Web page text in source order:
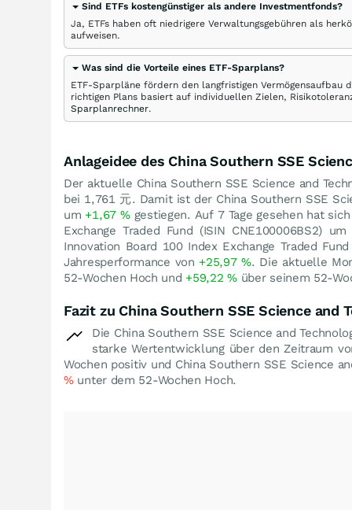
Sind ETFs kostengünstiger als andere Investmentfonds?
Ja, ETFs haben oft niedrigere Verwaltungsgebühren als
aufweisen.
Was sind die Vorteile eines ETF-Sparplans?
ETF-Sparpläne fördern den langfristigen Vermögensaufbau
richtigen Plans basiert auf individuellen Zielen,
Sparplanrechner.
Anlageidee des China Southern SSE
Der aktuelle China Southern SSE Science and
bei 1,761 元. Damit ist der China Southern SSE
um +1,67 %gestiegen. Auf 7 Tage gesehen hat
Exchange Traded Fund (ISIN CNE100006BS2) um
Innovation Board 100 Index Exchange Traded
Jahresperformance von +25,97%. Die aktuelle
52-Wochen Hoch und +59,22%über seinem 52-
Fazit zu China Southern SSE Science and
Die China Southern SSE Science and
starke Wertentwicklung über den Zeitraum
Wochen positiv und China Southern SSE Science
%unter dem 52-Wochen Hoch.